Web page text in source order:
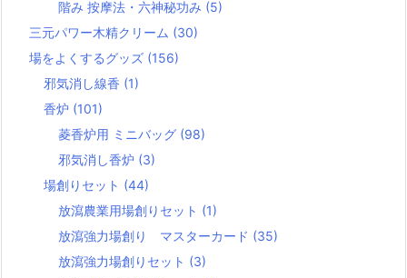
階み 按摩法・六神秘功み (5)
三元パワー木精クリーム (30)
場をよくするグッズ (156)
邪気消し線香 (1)
香炉 (101)
菱香炉用 ミニバッグ (98)
邪気消し香炉 (3)
場創りセット (44)
放瀉農業用場創りセット (1)
放瀉強力場創り マスターカード (35)
放瀉強力場創りセット (3)